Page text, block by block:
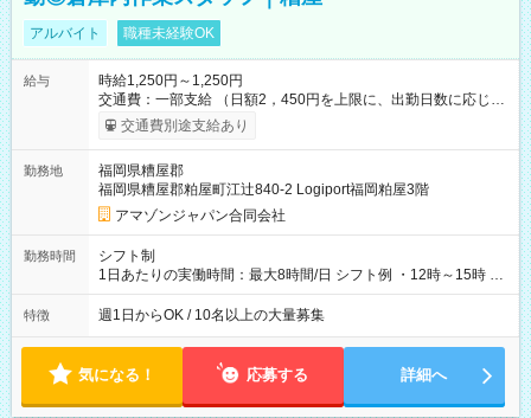
アルバイト 職種未経験OK
給与
時給1,250円～1,250円
交通費：一部支給 （日額2，450円を上限に、出勤日数に応じて
実費支給） ※22:00～翌5:00までは時給25%UP！ ■給与前払い
制度あり ※前払い額の上限あり、手数料無料（Amazon負担）
交通費別途支給あり
勤務地
福岡県糟屋郡
福岡県糟屋郡粕屋町江辻840-2 Logiport福岡粕屋3階
アマゾンジャパン合同会社
勤務時間
シフト制
1日あたりの実働時間：最大8時間/日 シフト例 ・12時～15時 入
社後、就業可能シフトをご確認の上、申請してください。
特徴 週1日からOK / 10名以上の大量募集
気になる！ 応募する 詳細へ